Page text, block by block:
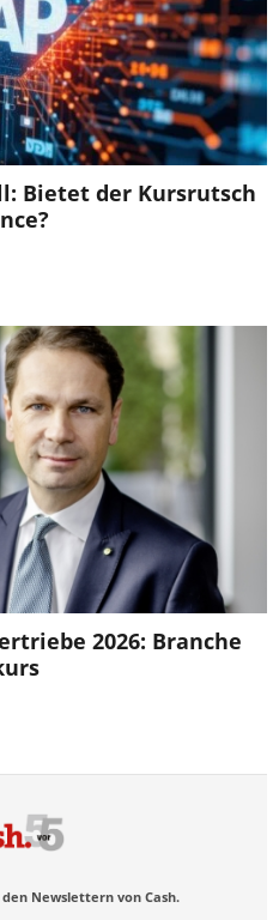
Bietet der Kursrutsch
2026: Branche
Newslettern von Cash.